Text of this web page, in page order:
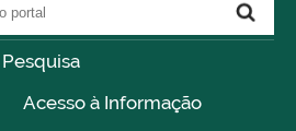
Pesquisa
Acesso à Informação